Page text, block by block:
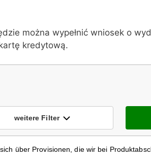
można wypełnić wniosek o
kredytową.